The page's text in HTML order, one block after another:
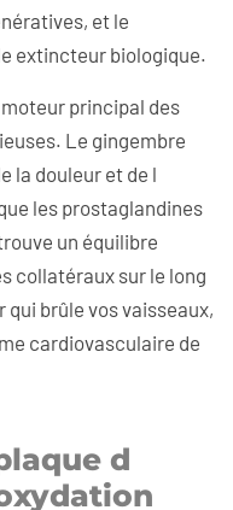
et le
extincteur biologique.
principal des
Le gingembre
la douleur et de l
les prostaglandines
un équilibre
collatéraux sur le long
brûle vos vaisseaux,
cardiovasculaire de
d